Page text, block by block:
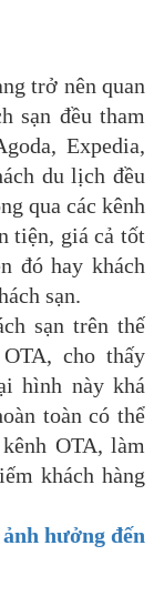
trở nên quan
sạn đều tham
Expedia,
du lịch đều
qua các kênh
tiện, giá cả tốt
đó hay khách
sạn.
sạn trên thế
cho thấy
hình này khá
toàn có thể
OTA, làm
khách hàng
hưởng đến